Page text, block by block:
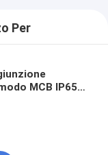
Per
MCB IP65